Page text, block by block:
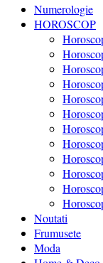
Numerologie
HOROSCOP
Noutati
Frumusete
Moda